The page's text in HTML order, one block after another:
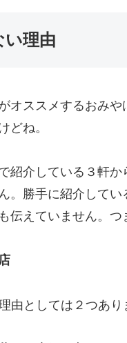
い理由
オススメするおみや
どね。
紹介している３軒
。勝手に紹介して
伝えていません。つ
由としては２つあり